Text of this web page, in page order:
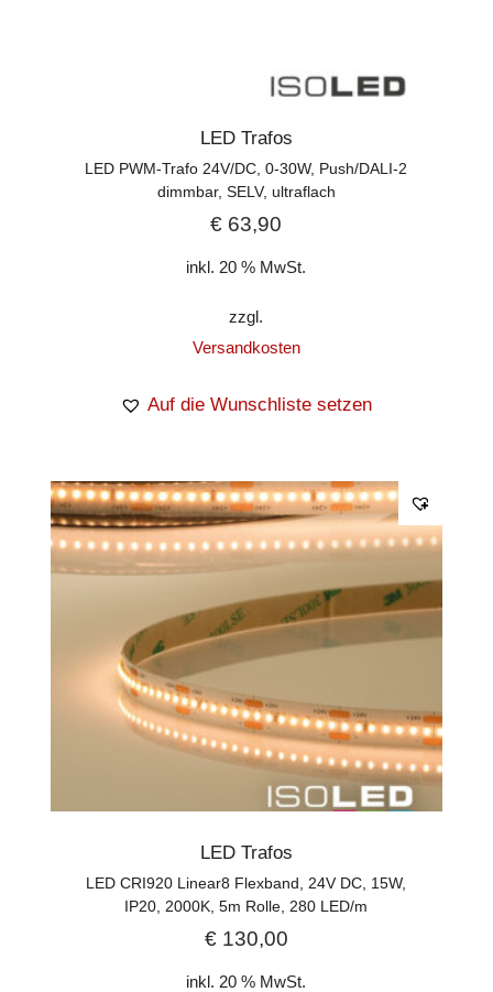
LED Trafos
LED PWM-Trafo 24V/DC, 0-30W, Push/DALI-2
dimmbar, SELV, ultraflach
€ 63,90
inkl. 20 % MwSt.
zzgl.
Versandkosten
Auf die Wunschliste setzen
LED Trafos
LED CRI920 Linear8 Flexband, 24V DC, 15W,
IP20, 2000K, 5m Rolle, 280 LED/m
€130,00
inkl. 20 % MwSt.